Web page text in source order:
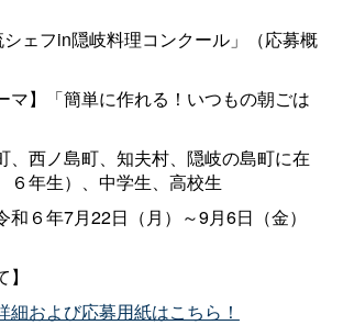
ェフin隠岐料理コンクール」（応募概
マ】「簡単に作れる！いつもの朝ごは
、西ノ島町、知夫村、隠岐の島町に在
６年生）、中学生、高校生
６年7月22日（月）～9月6日（金）
細および応募用紙はこちら！